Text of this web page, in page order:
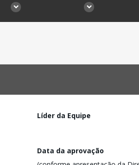
Líder da Equipe
Data da aprovação